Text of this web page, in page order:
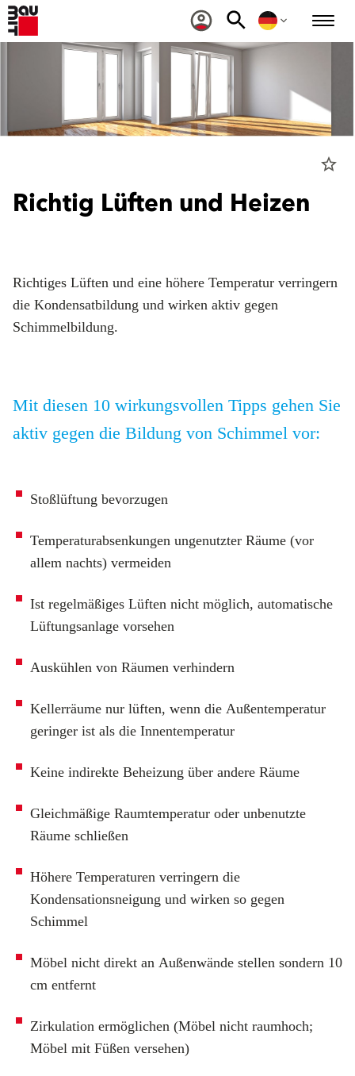
star_border
Richtig Lüften und Heizen
Richtiges Lüften und eine höhere Temperatur verringern
die Kondensatbildung und wirken aktiv gegen
Schimmelbildung.
Mit diesen 10 wirkungsvollen Tipps gehen Sie
aktiv gegen die Bildung von Schimmel vor:
Stoßlüftung bevorzugen
Temperaturabsenkungen ungenutzter Räume (vor
allem nachts) vermeiden
Ist regelmäßiges Lüften nicht möglich, automatische
Lüftungsanlage vorsehen
Auskühlen von Räumen verhindern
Kellerräume nur lüften, wenn die Außentemperatur
geringer ist als die Innentemperatur
Keine indirekte Beheizung über andere Räume
Gleichmäßige Raumtemperatur oder unbenutzte
Räume schließen
Höhere Temperaturen verringern die
Kondensationsneigung und wirken so gegen
Schimmel
Möbel nicht direkt an Außenwände stellen sondern 10
cm entfernt
Zirkulation ermöglichen (Möbel nicht raumhoch;
Möbel mit Füßen versehen)